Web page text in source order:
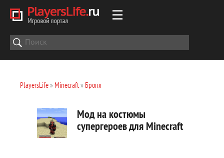
PlayersLife» Minecraft» Броня
Мод на костюмы
супергероев для Minecraft